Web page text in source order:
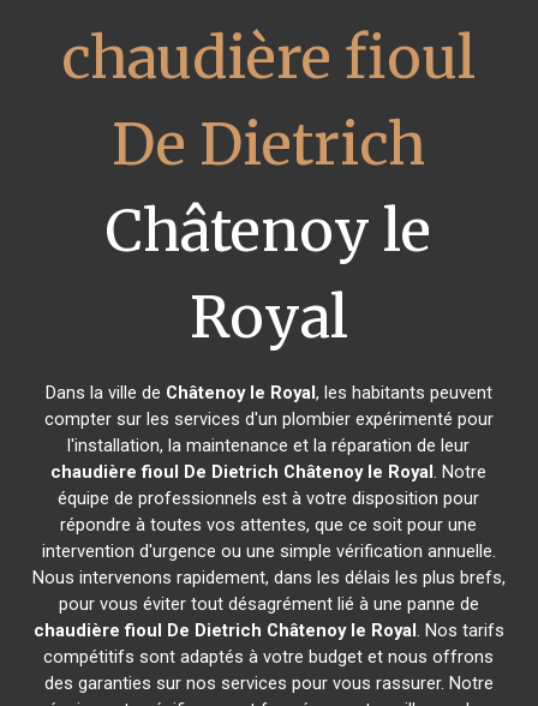
chaudière fioul
De Dietrich
Châtenoy le
Royal
Dans la ville de Châtenoy le Royal, les habitants peuvent
compter sur les services d'un plombier expérimenté pour
l'installation, la maintenance et la réparation de leur
chaudière fioul De Dietrich Châtenoy le Royal. Notre
équipe de professionnels est à votre disposition pour
répondre à toutes vos attentes, que ce soit pour une
intervention d'urgence ou une simple vérification annuelle.
Nous intervenons rapidement, dans les délais les plus brefs,
pour vous éviter tout désagrément lié à une panne de
chaudière fioul De Dietrich Châtenoy le Royal. Nos tarifs
compétitifs sont adaptés à votre budget et nous offrons
des garanties sur nos services pour vous rassurer. Notre